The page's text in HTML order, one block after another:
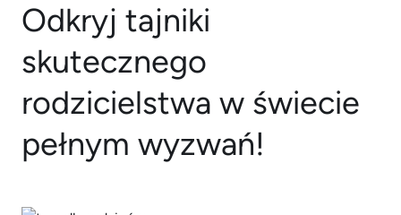
Odkryj tajniki
skutecznego
rodzicielstwa w świecie
pełnym wyzwań!